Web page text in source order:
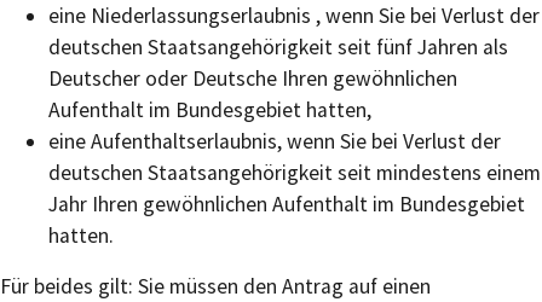
eine Niederlassungserlaubnis , wenn Sie bei Verlust der
deutschen Staatsangehörigkeit seit fünf Jahren als
Deutscher oder Deutsche Ihren gewöhnlichen
Aufenthalt im Bundesgebiet hatten,
eine Aufenthaltserlaubnis, wenn Sie bei Verlust der
deutschen Staatsangehörigkeit seit mindestens einem
Jahr Ihren gewöhnlichen Aufenthalt im Bundesgebiet
hatten.
Für beides gilt: Sie müssen den Antrag auf einen